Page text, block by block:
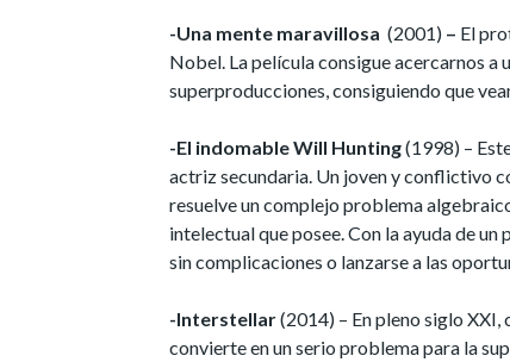
-Una mente maravillosa (2001) – El
Nobel. La película consigue acercarnos
superproducciones, consiguiendo que
-El indomable Will Hunting(1998) –
actriz secundaria. Un joven y conflictivo
resuelve un complejo problema
intelectual que posee. Con la ayuda de
sin complicaciones o lanzarse a las
-Interstellar(2014) – En pleno siglo
convierte en un serio problema para la